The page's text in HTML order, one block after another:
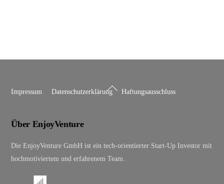
Back
Impressum Datenschutzerklärung Haftungsausschluss
Über EnjoyVenture
Die EnjoyVenture GmbH ist ein tech-orientierter Start-Up Investor mit
hochmotiviertem und erfahrenem Team.